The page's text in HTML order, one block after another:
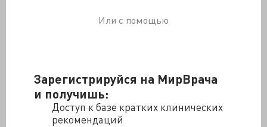
Зарегистрируйся на МирВрача
и получишь:
Доступ к базе кратких клинических
рекомендаций
Или с помощью
об аккредитации специалиста. Указанное позволяет
в силу приказа № 890н.
В то же время, как указывает в письме Министерство,
физические лица по-прежнему могут быть допущены
к осуществлению медицинской деятельности и (или)